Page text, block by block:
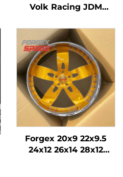
Volk Racing JDM
bronza hroms 5x120
5x114.3 5x112 TE37
sakausējuma kaltie
alumīnija auto diski
Forgex 20x9 22x9.5
24x12 26x14 28x12